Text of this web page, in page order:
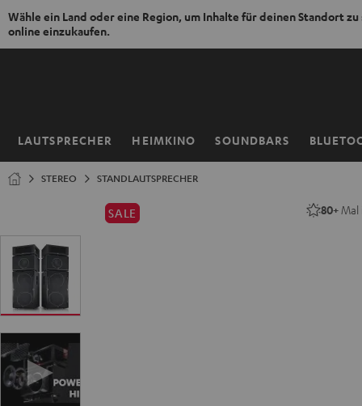
Wähle ein Land oder eine Region, um Inhalte für deinen Standort zu
online einzukaufen.
ZUM
LAUTSPRECHER HEIMKINO SOUNDBARS
Startseite
STEREO STANDLAUTSPRECHER
80+
SALE